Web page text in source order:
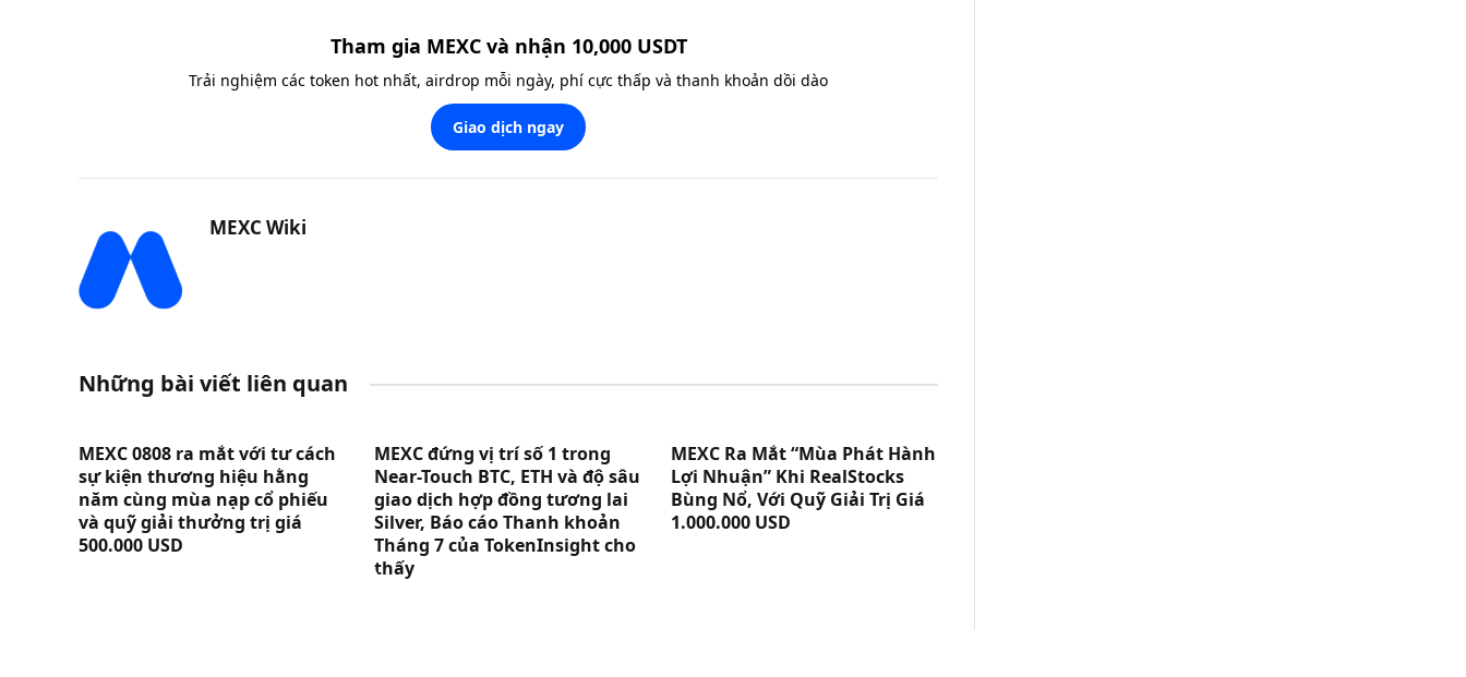
Tham gia MEXC và nhận 10,000 USDT
Trải nghiệm các token hot nhất, airdrop mỗi ngày, phí cực thấp và thanh khoản dồi dào
Giao dịch ngay
MEXC Wiki
Những bài viết liên quan
MEXC 0808 ra mắt với tư cách
sự kiện thương hiệu hằng
năm cùng mùa nạp cổ phiếu
và quỹ giải thưởng trị giá
500.000 USD
MEXC đứng vị trí số 1 trong
Near-Touch BTC, ETH và độ sâu
giao dịch hợp đồng tương lai
Silver, Báo cáo Thanh khoản
Tháng 7 của TokenInsight cho
thấy
MEXC Ra Mắt “Mùa Phát Hành
Lợi Nhuận” Khi RealStocks
Bùng Nổ, Với Quỹ Giải Trị Giá
1.000.000 USD